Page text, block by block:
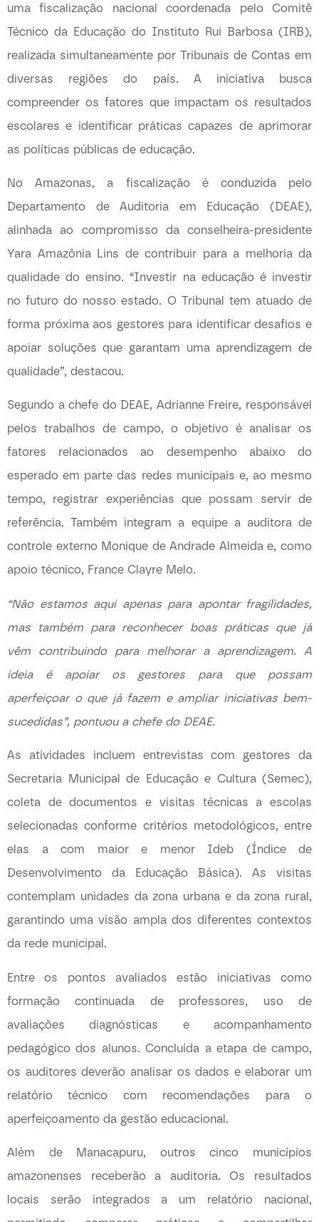
uma fiscalização nacional coordenada pelo Comitê
Técnico da Educação do Instituto Rui Barbosa (IRB),
realizada simultaneamente por Tribunais de Contas em
diversas regiões do país. A iniciativa busca
compreender os fatores que impactam os resultados
escolares e identificar práticas capazes de aprimorar
as políticas públicas de educação.
No Amazonas, a fiscalização é conduzida pelo
Departamento de Auditoria em Educação (DEAE),
alinhada ao compromisso da conselheira-presidente
Yara Amazônia Lins de contribuir para a melhoria da
qualidade do ensino. “Investir na educação é investir
no futuro do nosso estado. O Tribunal tem atuado de
forma próxima aos gestores para identificar desafios e
apoiar soluções que garantam uma aprendizagem de
qualidade”, destacou.
Segundo a chefe do DEAE, Adrianne Freire, responsável
pelos trabalhos de campo, o objetivo é analisar os
fatores relacionados ao desempenho abaixo do
esperado em parte das redes municipais e, ao mesmo
tempo, registrar experiências que possam servir de
referência. Também integram a equipe a auditora de
controle externo Monique de Andrade Almeida e, como
apoio técnico, France Clayre Melo.
“Não estamos aqui apenas para apontar fragilidades,
mas também para reconhecer boas práticas que já
vêm contribuindo para melhorar a aprendizagem. A
ideia é apoiar os gestores para que possam
aperfeiçoar o que já fazem e ampliar iniciativas bem-
sucedidas”, pontuou a chefe do DEAE.
As atividades incluem entrevistas com gestores da
Secretaria Municipal de Educação e Cultura (Semec),
coleta de documentos e visitas técnicas a escolas
selecionadas conforme critérios metodológicos, entre
elas a com maior e menor Ideb (Índice de
Desenvolvimento da Educação Básica). As visitas
contemplam unidades da zona urbana e da zona rural,
garantindo uma visão ampla dos diferentes contextos
da rede municipal.
Entre os pontos avaliados estão iniciativas como
formação continuada de professores, uso de
avaliações diagnósticas e acompanhamento
pedagógico dos alunos. Concluída a etapa de campo,
os auditores deverão analisar os dados e elaborar um
relatório técnico com recomendações para o
aperfeiçoamento da gestão educacional.
Além de Manacapuru, outros cinco municípios
amazonenses receberão a auditoria. Os resultados
locais serão integrados a um relatório nacional,